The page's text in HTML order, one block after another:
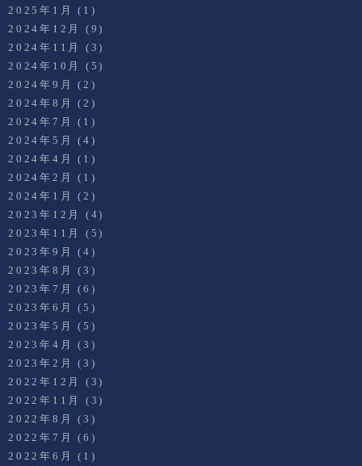
2025年1月
(1)
2024年12月
(9)
2024年11月
(3)
2024年10月
(5)
2024年9月
(2)
2024年8月
(2)
2024年7月
(1)
2024年5月
(4)
2024年4月
(1)
2024年2月
(1)
2024年1月
(2)
2023年12月
(4)
2023年11月
(5)
2023年9月
(4)
2023年8月
(3)
2023年7月
(6)
2023年6月
(5)
2023年5月
(5)
2023年4月
(3)
2023年2月
(3)
2022年12月
(3)
2022年11月
(3)
2022年8月
(3)
2022年7月
(6)
2022年6月
(1)